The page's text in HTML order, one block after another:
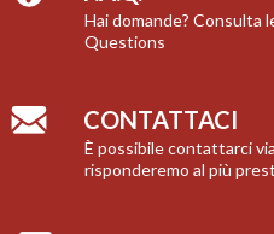
Hai domande?
Questions
CONTATTACI
È possibile contattarci
risponderemo al più